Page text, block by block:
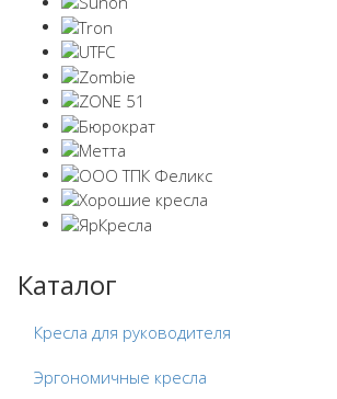
Каталог
Кресла для руководителя
Эргономичные кресла